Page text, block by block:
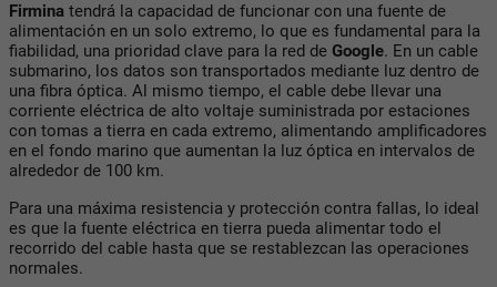
Firmina tendrá la capacidad de funcionar con una fuente de
alimentación en un solo extremo, lo que es fundamental para la
fiabilidad, una prioridad clave para la red de Google. En un cable
submarino, los datos son transportados mediante luz dentro de
una fibra óptica. Al mismo tiempo, el cable debe llevar una
corriente eléctrica de alto voltaje suministrada por estaciones
con tomas a tierra en cada extremo, alimentando amplificadores
en el fondo marino que aumentan la luz óptica en intervalos de
alrededor de 100 km.
Para una máxima resistencia y protección contra fallas, lo ideal
es que la fuente eléctrica en tierra pueda alimentar todo el
recorrido del cable hasta que se restablezcan las operaciones
normales.